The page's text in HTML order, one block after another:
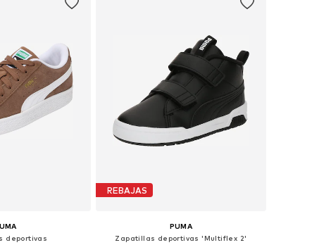
deportivas
REBAJAS
PUMA
Zapatillas deportivas 'Multiflex 2'